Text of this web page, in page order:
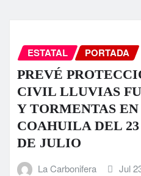
ESTATAL PORTADA
PREVÉ
CIVIL LLUVIAS
Y TORMENTAS EN
COAHUILA DEL
DE JULIO
La Carbonifera Jul